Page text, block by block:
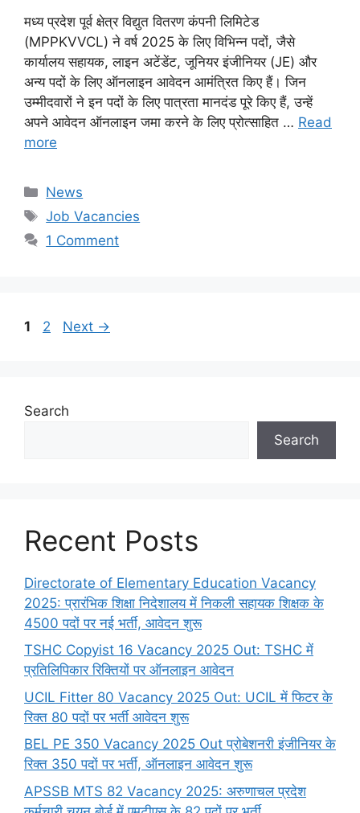
मध्य प्रदेश पूर्व क्षेत्र विद्युत वितरण कंपनी लिमिटेड
(MPPKVVCL) ने वर्ष 2025 के लिए विभिन्न पदों, जैसे
कार्यालय सहायक, लाइन अटेंडेंट, जूनियर इंजीनियर (JE) और
अन्य पदों के लिए ऑनलाइन आवेदन आमंत्रित किए हैं। जिन
उम्मीदवारों ने इन पदों के लिए पात्रता मानदंड पूरे किए हैं, उन्हें
अपने आवेदन ऑनलाइन जमा करने के लिए प्रोत्साहित … Read
more
Categories
News
Tags
Job Vacancies
1 Comment
Page
1 Page
2 Next →
Search
Search
Recent Posts
Directorate of Elementary Education Vacancy
2025: प्रारंभिक शिक्षा निदेशालय में निकली सहायक शिक्षक के
4500 पदों पर नई भर्ती, आवेदन शुरू
TSHC Copyist 16 Vacancy 2025 Out: TSHC में
प्रतिलिपिकार रिक्तियों पर ऑनलाइन आवेदन
UCIL Fitter 80 Vacancy 2025 Out: UCIL में फिटर के
रिक्त 80 पदों पर भर्ती आवेदन शुरू
BEL PE 350 Vacancy 2025 Out प्रोबेशनरी इंजीनियर के
रिक्त 350 पदों पर भर्ती, ऑनलाइन आवेदन शुरू
APSSB MTS 82 Vacancy 2025: अरुणाचल प्रदेश